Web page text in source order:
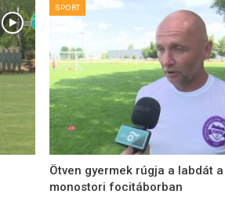
SPORT
Ötven gyermek rúgja a labdát a
monostori focitáborban